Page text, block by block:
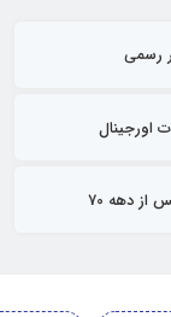
رسمی
اورجینال
از دهه 70